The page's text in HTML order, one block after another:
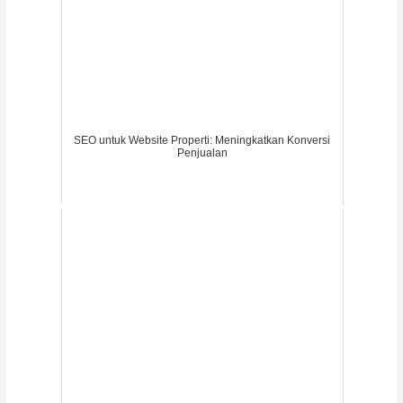
SEO untuk Website Properti: Meningkatkan Konversi
Penjualan